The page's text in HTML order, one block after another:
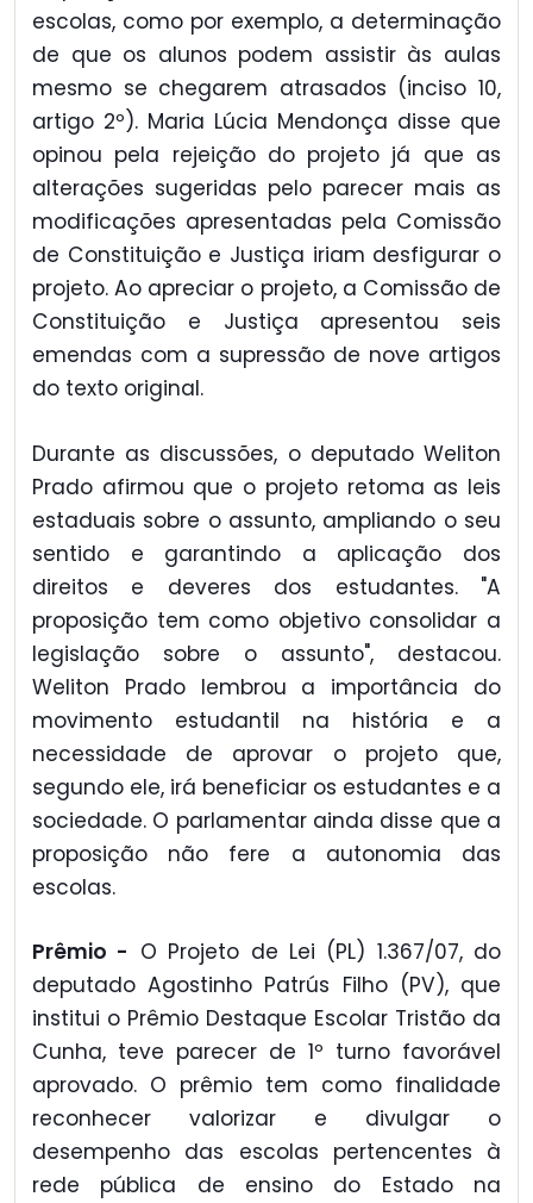
escolas, como por exemplo, a determinação
de que os alunos podem assistir às aulas
mesmo se chegarem atrasados (inciso 10,
artigo 2º). Maria Lúcia Mendonça disse que
opinou pela rejeição do projeto já que as
alterações sugeridas pelo parecer mais as
modificações apresentadas pela Comissão
de Constituição e Justiça iriam desfigurar o
projeto. Ao apreciar o projeto, a Comissão de
Constituição e Justiça apresentou seis
emendas com a supressão de nove artigos
do texto original.
Durante as discussões, o deputado Weliton
Prado afirmou que o projeto retoma as leis
estaduais sobre o assunto, ampliando o seu
sentido e garantindo a aplicação dos
direitos e deveres dos estudantes. "A
proposição tem como objetivo consolidar a
legislação sobre o assunto", destacou.
Weliton Prado lembrou a importância do
movimento estudantil na história e a
necessidade de aprovar o projeto que,
segundo ele, irá beneficiar os estudantes e a
sociedade. O parlamentar ainda disse que a
proposição não fere a autonomia das
escolas.
Prêmio - O Projeto de Lei (PL) 1.367/07, do
deputado Agostinho Patrús Filho (PV), que
institui o Prêmio Destaque Escolar Tristão da
Cunha, teve parecer de 1º turno favorável
aprovado. O prêmio tem como finalidade
reconhecer valorizar e divulgar o
desempenho das escolas pertencentes à
rede pública de ensino do Estado na